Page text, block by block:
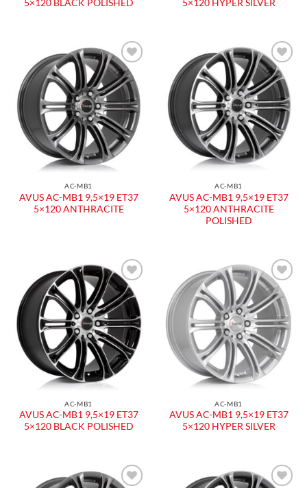
5×120 BLACK POLISHED
5×120 HYPER SILVER
AC-MB1
AVUS AC-MB1 9,5×19 ET37
5×120 ANTHRACITE
AC-MB1
AVUS AC-MB1 9,5×19 ET37
5×120 ANTHRACITE
POLISHED
AC-MB1
AVUS AC-MB1 9,5×19 ET37
5×120 BLACK POLISHED
AC-MB1
AVUS AC-MB1 9,5×19 ET37
5×120 HYPER SILVER